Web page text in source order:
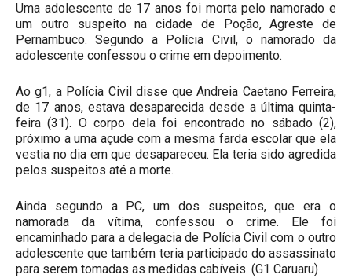
Uma adolescente de 17 anos foi morta pelo namorado e
um outro suspeito na cidade de Poção, Agreste de
Pernambuco. Segundo a Polícia Civil, o namorado da
adolescente confessou o crime em depoimento.
Ao g1, a Polícia Civil disse que Andreia Caetano Ferreira,
de 17 anos, estava desaparecida desde a última quinta-
feira (31). O corpo dela foi encontrado no sábado (2),
próximo a uma açude com a mesma farda escolar que ela
vestia no dia em que desapareceu. Ela teria sido agredida
pelos suspeitos até a morte.
Ainda segundo a PC, um dos suspeitos, que era o
namorada da vítima, confessou o crime. Ele foi
encaminhado para a delegacia de Polícia Civil com o outro
adolescente que também teria participado do assassinato
para serem tomadas as medidas cabíveis. (G1 Caruaru)